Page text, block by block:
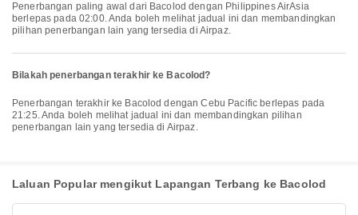
Penerbangan paling awal dari Bacolod dengan Philippines AirAsia
berlepas pada 02:00. Anda boleh melihat jadual ini dan membandingkan
pilihan penerbangan lain yang tersedia di Airpaz.
Bilakah penerbangan terakhir ke Bacolod?
Penerbangan terakhir ke Bacolod dengan Cebu Pacific berlepas pada
21:25. Anda boleh melihat jadual ini dan membandingkan pilihan
penerbangan lain yang tersedia di Airpaz.
Laluan Popular mengikut Lapangan Terbang ke Bacolod